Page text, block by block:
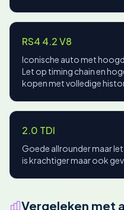
RS4 4.2 V8
Iconische auto met
Let op timing chain en
kopen met volledige
2.0 TDI
Goede allrounder maar
is krachtiger maar ook
Vergeleken met